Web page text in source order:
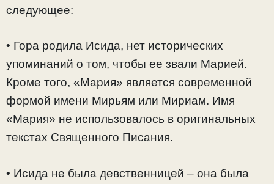
следующее:
• Гора родила Исида, нет исторических
упоминаний о том, чтобы ее звали Марией.
Кроме того, «Мария» является современной
формой имени Мирьям или Мириам. Имя
«Мария» не использовалось в оригинальных
текстах Священного Писания.
• Исида не была девственницей – она была